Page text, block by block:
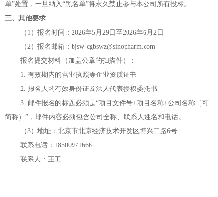
单”处置，一旦纳入“黑名单”将永久禁止参与本公司所有投标。
三、其他要求
（ 1）报名时间：2026年5月29 日至2026年6月2日
（2）报名邮箱：bjsw-cgbswz@sinopharm.com
报名提交材料（加盖公章的扫描件）：
1. 有效期内的营业执照等企业资质证书
2. 报名人的有效身份证及法人代表授权委托书
3. 邮件报名的标题必须是“项目文件号+项目名称+公司名称（可
简称）”，邮件内容必须包含公司全称、联系人姓名和电话。
（3）地址：北京市北京经济技术开发区博兴二路6号
联系电话：18500971666
联系人：王工